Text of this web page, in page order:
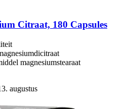
Citraat, 180 Capsules
magnesiumstearaat
augustus